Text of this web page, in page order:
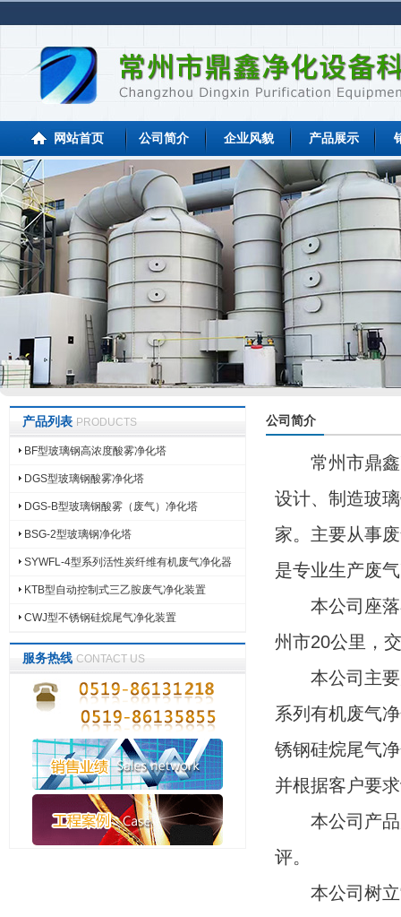
网站首页 公司简介 企业风貌 产品展示
产品列表 PRODUCTS
BF型玻璃钢高浓度酸雾净化塔
DGS型玻璃钢酸雾净化塔
DGS-B型玻璃钢酸雾（废气）净化塔
BSG-2型玻璃钢净化塔
SYWFL-4型系列活性炭纤维有机废气净化器
KTB型自动控制式三乙胺废气净化装置
CWJ型不锈钢硅烷尾气净化装置
服务热线 CONTACT US
公司简介
常州市鼎鑫
设计、制造玻
家。主要从事
是专业生产废
本公司座落
州市20公里，
本公司主要
系列有机废气
锈钢硅烷尾气
并根据客户要
本公司产品
评。
本公司树立“